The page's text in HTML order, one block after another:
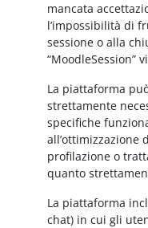
mancata
l’impossibilità di
sessione o alla
“MoodleSession”
La piattaforma
strettamente
specifiche
all’ottimizzazione
profilazione o
quanto
La piattaforma
chat) in cui gli